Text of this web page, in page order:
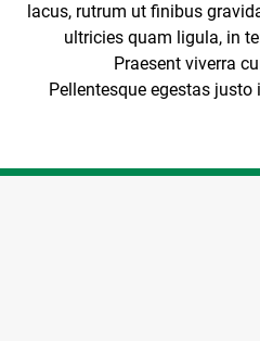
lacus, rutrum ut finibus
ultricies quam ligula, in
Praesent viverra
Pellentesque egestas